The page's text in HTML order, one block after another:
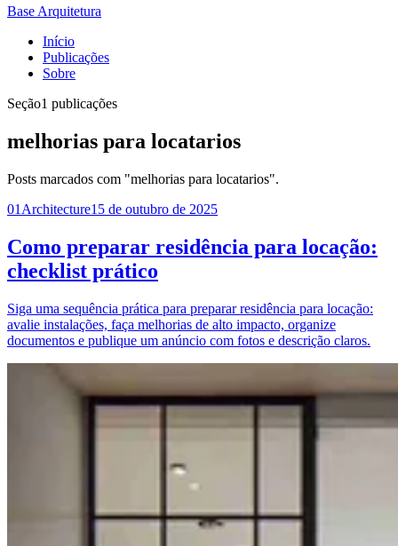
Base Arquitetura
Início
Publicações
Sobre
Seção1 publicações
melhorias para locatarios
Posts marcados com "melhorias para locatarios".
01 Architecture15 de outubro de 2025
Como preparar residência para locação:
checklist prático
Siga uma sequência prática para preparar residência para locação:
avalie instalações, faça melhorias de alto impacto, organize
documentos e publique um anúncio com fotos e descrição claros.